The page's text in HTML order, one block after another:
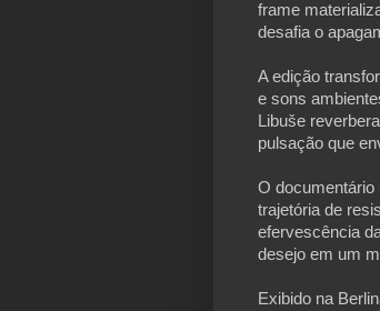
frame
desafia o
A edição
e sons
Libuše
pulsação que
O
trajetória de
efervescência
desejo em um
Exibido na